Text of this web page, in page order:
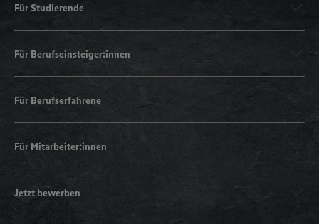
Für Studierende
Für Berufseinsteiger:innen
Für Berufserfahrene
Für Mitarbeiter:innen
Jetzt bewerben